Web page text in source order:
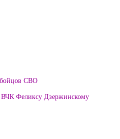
СВО
ВЧК Феликсу Дзержинскому